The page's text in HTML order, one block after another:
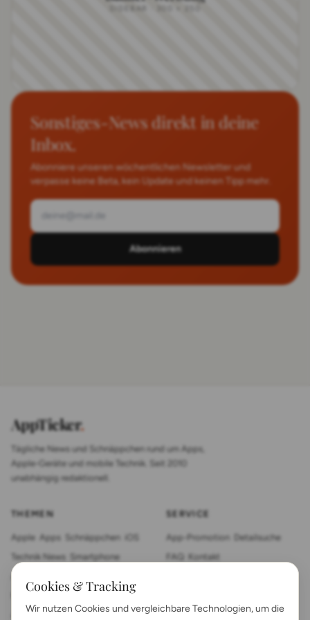
Sonstiges-News direkt in deine
Inbox.
Abonniere unseren wöchentlichen Newsletter und
verpasse keine Beta, kein Update und keinen Tipp mehr.
Abonnieren
AppTicker.
Tägliche News und Schnäppchen rund um Apps,
Apple-Geräte und mobile Technik. Seit 2010
unabhängig redaktionell.
THEMEN
Apple Apps Schnäppchen
Technik News
Smartphone
Anleitungen Gadgets
SERVICE
App-Promotion
Detailsuche
FAQ
Kontakt
Cookies & Tracking
Wir nutzen Cookies und vergleichbare Technologien, um die